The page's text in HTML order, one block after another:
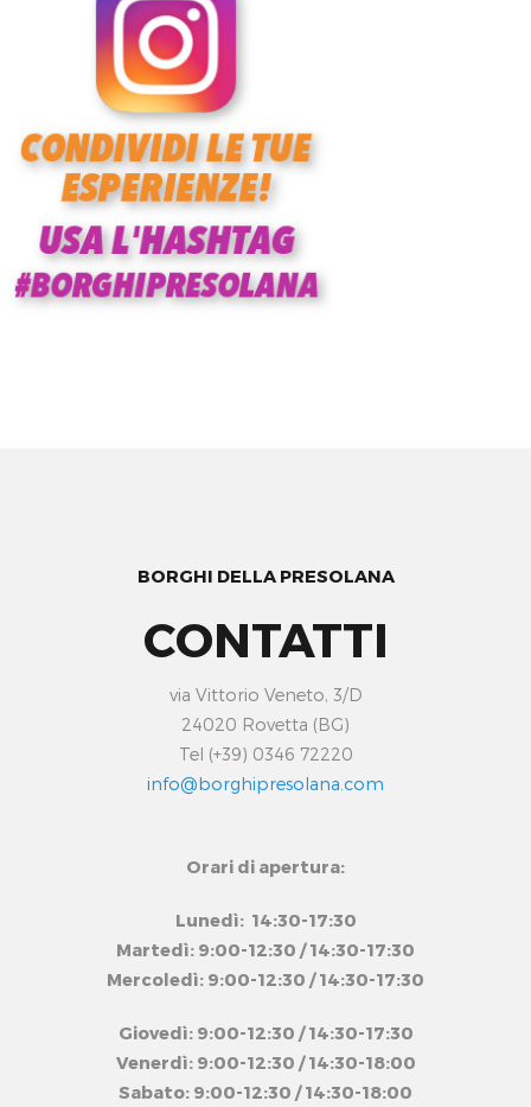
BORGHI DELLA PRESOLANA
CONTATTI
via Vittorio Veneto, 3/D
24020 Rovetta (BG)
Tel (+39) 0346 72220
info@borghipresolana.com
Orari di apertura:
Lunedì: 14:30-17:30
Martedì: 9:00-12:30 / 14:30-17:30
Mercoledì: 9:00-12:30 / 14:30-17:30
Giovedì: 9:00-12:30 / 14:30-17:30
Venerdì: 9:00-12:30 / 14:30-18:00
Sabato: 9:00-12:30 / 14:30-18:00